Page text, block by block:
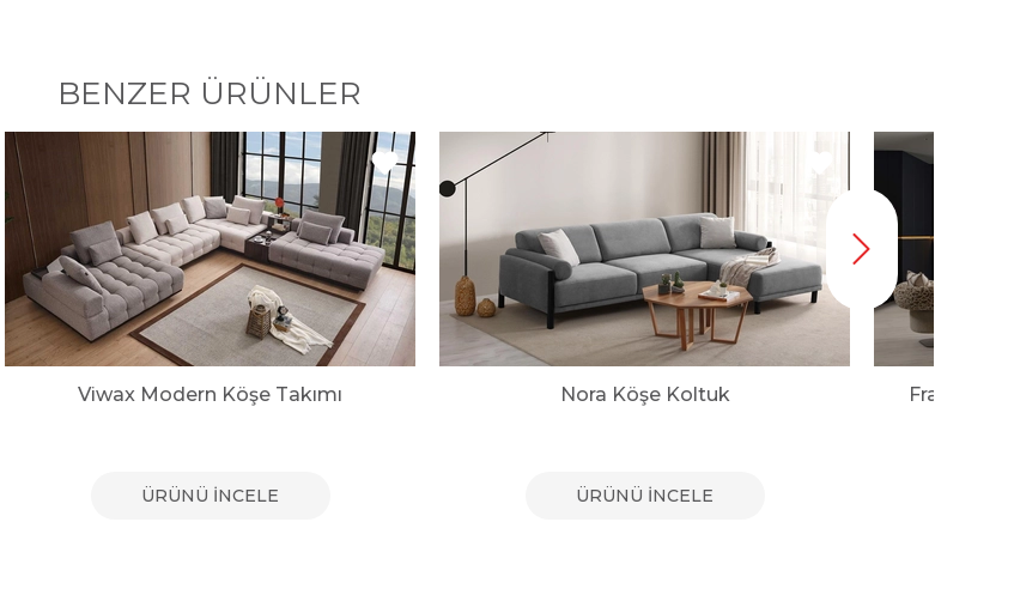
BENZER ÜRÜNLER
Viwax Modern Köşe Takımı
ÜRÜNÜ İNCELE
Nora Köşe Koltuk
ÜRÜNÜ İNCELE
Franco